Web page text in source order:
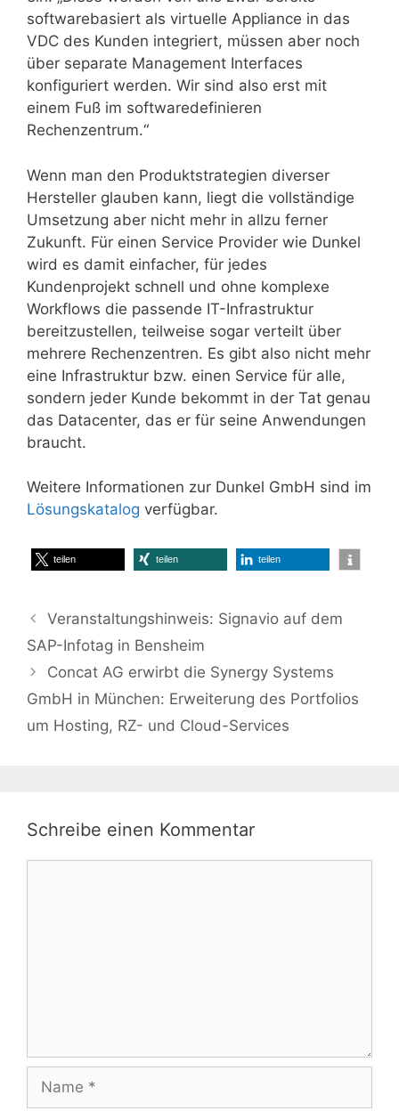
softwarebasiert als virtuelle Appliance in das
VDC des Kunden integriert, müssen aber noch
über separate Management Interfaces
konfiguriert werden. Wir sind also erst mit
einem Fuß im softwaredefinieren
Rechenzentrum.“
Wenn man den Produktstrategien diverser
Hersteller glauben kann, liegt die vollständige
Umsetzung aber nicht mehr in allzu ferner
Zukunft. Für einen Service Provider wie Dunkel
wird es damit einfacher, für jedes
Kundenprojekt schnell und ohne komplexe
Workflows die passende IT-Infrastruktur
bereitzustellen, teilweise sogar verteilt über
mehrere Rechenzentren. Es gibt also nicht mehr
eine Infrastruktur bzw. einen Service für alle,
sondern jeder Kunde bekommt in der Tat genau
das Datacenter, das er für seine Anwendungen
braucht.
Weitere Informationen zur Dunkel GmbH sind im
Lösungskatalog verfügbar.
teilen teilen teilen
Veranstaltungshinweis: Signavio auf dem
SAP-Infotag in Bensheim
Concat AG erwirbt die Synergy Systems
GmbH in München: Erweiterung des Portfolios
um Hosting, RZ- und Cloud-Services
Schreibe einen Kommentar